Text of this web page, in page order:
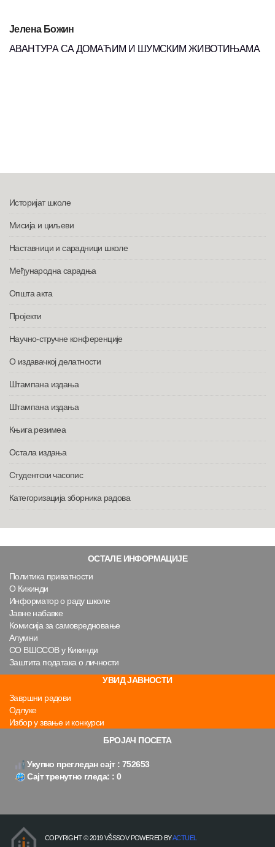
Јелена Божин
АВАНТУРА СА ДОМАЋИМ И ШУМСКИМ ЖИВОТИЊАМА
Историјат школе
Мисија и циљеви
Наставници и сарадници школе
Међународна сарадња
Општа акта
Пројекти
Научно-стручне конференције
О издавачкој делатности
Штампана издања
Штампана издања
Књига резимеа
Остала издања
Студентски часопис
Категоризација зборника радова
ОСТАЛЕ ИНФОРМАЦИЈЕ
Политика приватности
О Кикинди
Информатор о раду школе
Јавне набавке
Комисија за самовредновање
Алумни
СО ВШССОВ у Кикинди
Заштита података о личности
УВИД ЈАВНОСТИ
Завршни радови
Одлуке
Избор у звање и конкурси
БРОЈАЧ ПОСЕТА
Укупно прегледан сајт : 752653
Сајт тренутно гледа: : 0
COPYRIGHT © 2019 VŠSSOV POWERED BYACTUEL